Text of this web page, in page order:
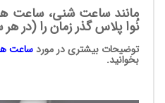
مانند ساعت شنی، ساعت
نُوا پلاس گذر زمان را (در
توضیحات بیشتری در موردساعت
بخوانید.